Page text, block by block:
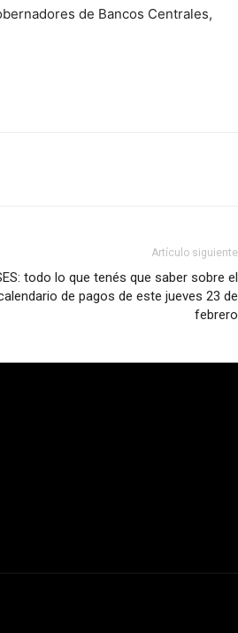
de Bancos Centrales,
Artículo siguiente
todo lo que tenés que saber sobre el
de pagos de este jueves 23 de
febrero